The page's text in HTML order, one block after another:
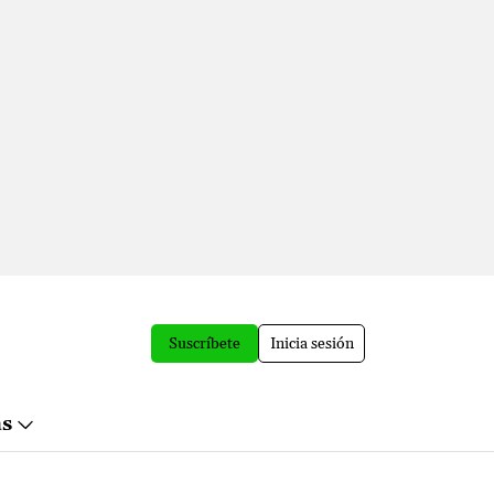
Suscríbete Inicia sesión